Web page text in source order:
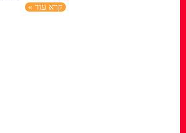
קרא עוד »